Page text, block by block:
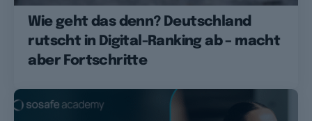
Wie geht das denn? Deutschland
rutscht in Digital-Ranking ab – macht
aber Fortschritte